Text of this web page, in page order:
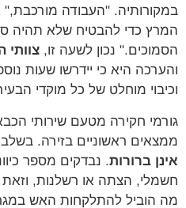
במקורותיה. "העבודה
המרץ כדי להבטיח שלא תהיה
הסמוכים." נכון לשעה זו, צוותי
והערכה היא כי יידרשו שעות
וכיבוי מוחלט של כל מוקדי
גורמי חקירה מטעם שירותי
ממצאים ראשוניים בזירה.
אינן ברורות. נבדקים מספר
חשמלי, הצתה או רשלנות, וזאת
מה הוביל להתלקחות האש